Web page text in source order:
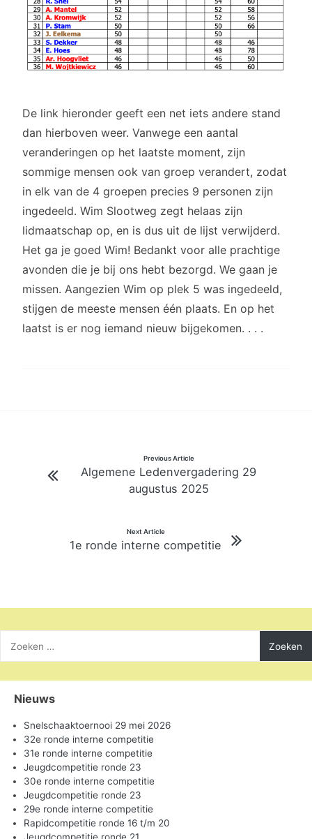
De link hieronder geeft een net iets andere stand
dan hierboven weer. Vanwege een aantal
veranderingen op het laatste moment, zijn
sommige mensen ook van groep verandert, zodat
in elk van de 4 groepen precies 9 personen zijn
ingedeeld. Wim Slootweg zegt helaas zijn
lidmaatschap op, en is dus uit de lijst verwijderd.
Het ga je goed Wim! Bedankt voor alle prachtige
avonden die je bij ons hebt bezorgd. We gaan je
missen. Aangezien Wim op plek 5 was ingedeeld,
stijgen de meeste mensen één plaats. En op het
laatst is er nog iemand nieuw bijgekomen. . . .
navigatie
Previous Article
Algemene Ledenvergadering 29
augustus 2025
Next Article
1e ronde interne competitie
naar:
Nieuws
Snelschaaktoernooi 29 mei 2026
32e ronde interne competitie
31e ronde interne competitie
Jeugdcompetitie ronde 23
30e ronde interne competitie
Jeugdcompetitie ronde 23
29e ronde interne competitie
Rapidcompetitie ronde 16 t/m 20